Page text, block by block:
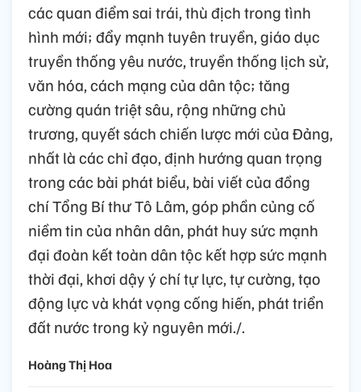
các quan điểm sai trái, thù địch trong tình
hình mới; đẩy mạnh tuyên truyền, giáo dục
truyền thống yêu nước, truyền thống lịch sử,
văn hóa, cách mạng của dân tộc; tăng
cường quán triệt sâu, rộng những chủ
trương, quyết sách chiến lược mới của Đảng,
nhất là các chỉ đạo, định hướng quan trọng
trong các bài phát biểu, bài viết của đồng
chí Tổng Bí thư Tô Lâm, góp phần củng cố
niềm tin của nhân dân, phát huy sức mạnh
đại đoàn kết toàn dân tộc kết hợp sức mạnh
thời đại, khơi dậy ý chí tự lực, tự cường, tạo
động lực và khát vọng cống hiến, phát triển
đất nước trong kỷ nguyên mới./.
Hoàng Thị Hoa